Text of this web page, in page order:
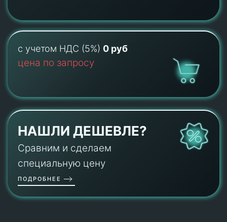
с учетом НДС (5%) 0 руб
цена по запросу
НАШЛИ ДЕШЕВЛЕ?
Сравним и сделаем
специальную цену
ПОДРОБНЕЕ